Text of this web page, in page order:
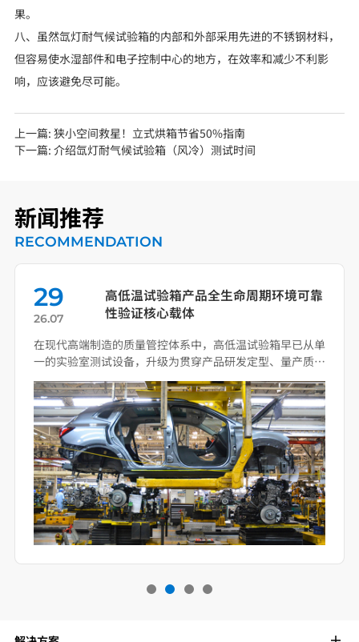
果。
八、虽然氙灯耐气候试验箱的内部和外部采用先进的不锈钢材料，
但容易使水湿部件和电子控制中心的地方，在效率和减少不利影
响，应该避免尽可能。
上一篇: 狭小空间救星！立式烘箱节省50%指南
下一篇: 介绍氙灯耐气候试验箱（风冷）测试时间
新闻推荐
RECOMMENDATION
29
26.07
高低温试验箱产品全生命周期环境可靠
性验证核心载体
在现代高端制造的质量管控体系中，高低温试验箱早已从单
一的实验室测试设备，升级为贯穿产品研发定型、量产质
控、失效 […]